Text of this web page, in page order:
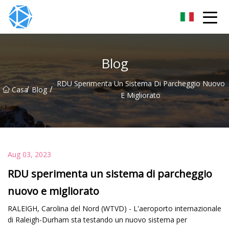
Blog
Casa/ Blog / RDU Sperimenta Un Sistema Di Parcheggio Nuovo
E Migliorato
Aug 03, 2023
RDU sperimenta un sistema di parcheggio
nuovo e migliorato
RALEIGH, Carolina del Nord (WTVD) - L'aeroporto internazionale
di Raleigh-Durham sta testando un nuovo sistema per